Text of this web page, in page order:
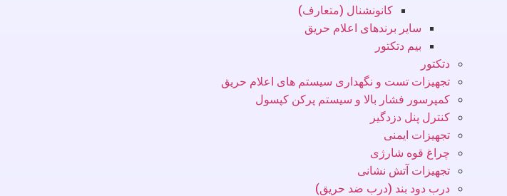
کانونشنال (متعارف)
سایر برندهای اعلام حریق
بیم دتکتور
دتکتور
تجهیزات تست و نگهداری سیستم های اعلام حریق
کمپرسور فشار بالا و سیستم پرکن کپسول
کنترل پنل دزدگیر
تجهیزات ایمنی
چراغ قوه شارژی
تجهیزات آتش نشانی
درب دود بند (درب ضد حریق)